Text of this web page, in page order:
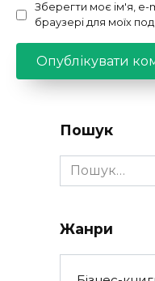
Зберегти моє ім'я, e-
браузері для моїх
Пошук
Search
for:
Жанри